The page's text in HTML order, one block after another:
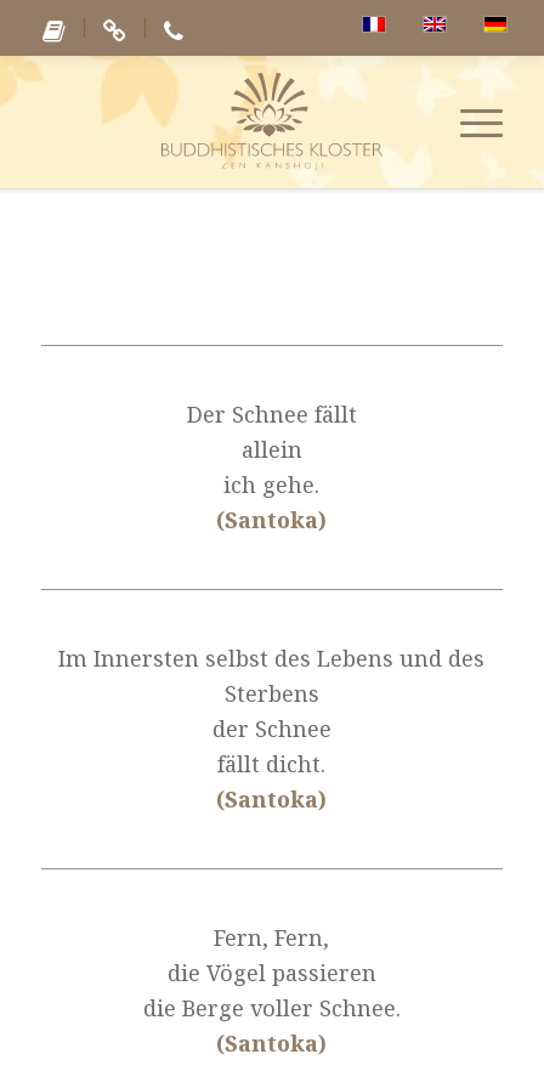
Der Schnee fällt
allein
ich gehe.
(Santoka)
Im Innersten selbst des Lebens und des
Sterbens
der Schnee
fällt dicht.
(Santoka)
Fern, Fern,
die Vögel passieren
die Berge voller Schnee.
(Santoka)